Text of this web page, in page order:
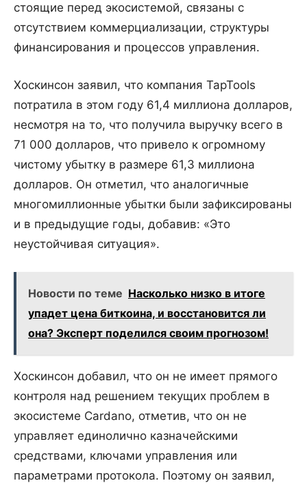
стоящие перед экосистемой, связаны с
отсутствием коммерциализации, структуры
финансирования и процессов управления.
Хоскинсон заявил, что компания TapTools
потратила в этом году 61,4 миллиона долларов,
несмотря на то, что получила выручку всего в
71 000 долларов, что привело к огромному
чистому убытку в размере 61,3 миллиона
долларов. Он отметил, что аналогичные
многомиллионные убытки были зафиксированы
и в предыдущие годы, добавив: «Это
неустойчивая ситуация».
Новости по теме Насколько низко в итоге
упадет цена биткоина, и восстановится ли
она? Эксперт поделился своим прогнозом!
Хоскинсон добавил, что он не имеет прямого
контроля над решением текущих проблем в
экосистеме Cardano, отметив, что он не
управляет единолично казначейскими
средствами, ключами управления или
параметрами протокола. Поэтому он заявил,